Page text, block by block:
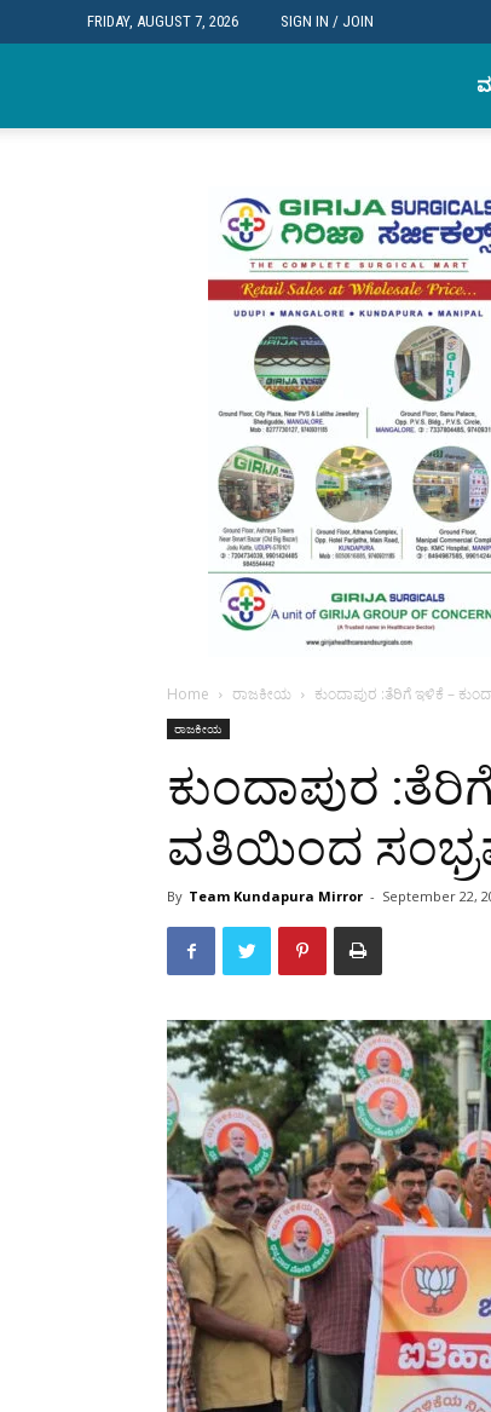
FRIDAY, AUGUST 7, 2026 SIGN IN / JOIN
Home ರಾಜಕೀಯ ಕುಂದಾಪುರ :ತೆರಿಗೆ ಇಳಿಕೆ –
ರಾಜಕೀಯ
ಕುಂದಾಪುರ
ವತಿಯಿಂದ
By Team Kundapura Mirror - September 22,